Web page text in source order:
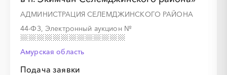
АДМИНИСТРАЦИЯ СЕЛЕМДЖИНСКОГО РАЙОНА
44-ФЗ, Электронный аукцион №
Амурская область
Подача заявки